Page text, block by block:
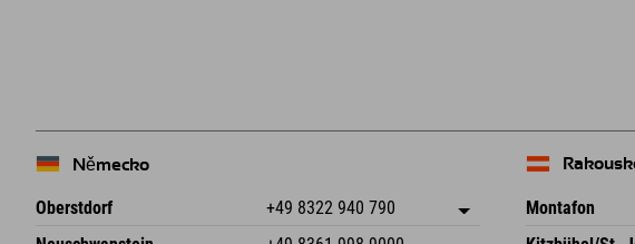
Německo
Oberstdorf +49 8322 940 790
An der Breitach 3
Uložit adresu
Montafon
Dorfstr.